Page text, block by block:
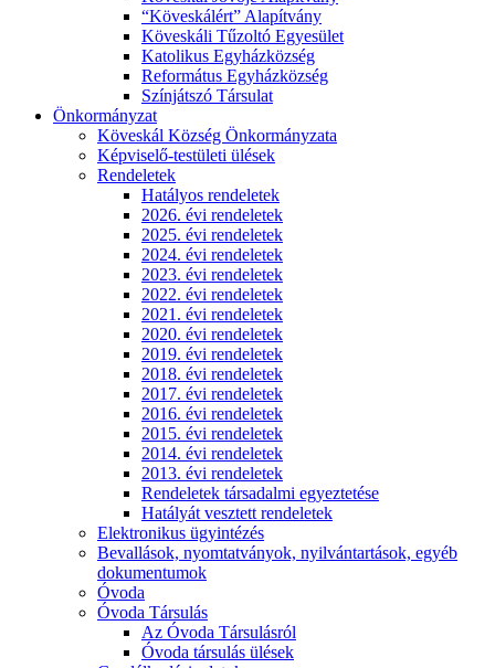
“Köveskálért” Alapítvány
Köveskáli Tűzoltó Egyesület
Katolikus Egyházközség
Református Egyházközség
Színjátszó Társulat
Önkormányzat
Köveskál Község Önkormányzata
Képviselő-testületi ülések
Rendeletek
Hatályos rendeletek
2026. évi rendeletek
2025. évi rendeletek
2024. évi rendeletek
2023. évi rendeletek
2022. évi rendeletek
2021. évi rendeletek
2020. évi rendeletek
2019. évi rendeletek
2018. évi rendeletek
2017. évi rendeletek
2016. évi rendeletek
2015. évi rendeletek
2014. évi rendeletek
2013. évi rendeletek
Rendeletek társadalmi egyeztetése
Hatályát vesztett rendeletek
Elektronikus ügyintézés
Bevallások, nyomtatványok, nyilvántartások, egyéb
dokumentumok
Óvoda
Óvoda Társulás
Az Óvoda Társulásról
Óvoda társulás ülések